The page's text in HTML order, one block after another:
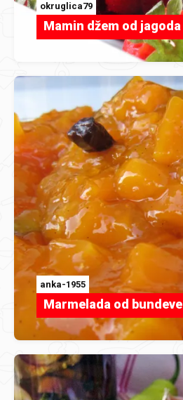
okruglica79
Mamin džem od jagoda
anka-1955
Marmelada od bundeve